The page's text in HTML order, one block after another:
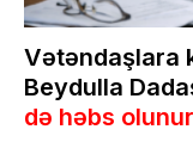
Vətəndaşlara
Beydulla
də həbs